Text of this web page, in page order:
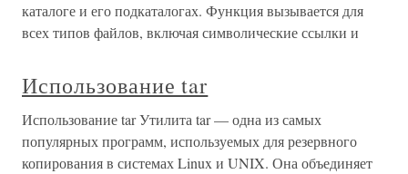
каталоге и его подкаталогах. Функция вызывается для
всех типов файлов, включая символические ссылки и
Использование tar
Использование tar Утилита tar — одна из самых
популярных программ, используемых для резервного
копирования в системах Linux и UNIX. Она объединяет